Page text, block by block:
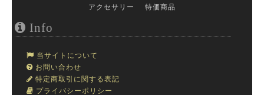
アクセサリー
特価商品
Info
当サイトについて
お問い合わせ
特定商取引に関する表記
プライバシーポリシー